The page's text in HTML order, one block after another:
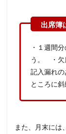
・１週間
う。 ・欠
記入漏れ
ところに斜
また、月末には